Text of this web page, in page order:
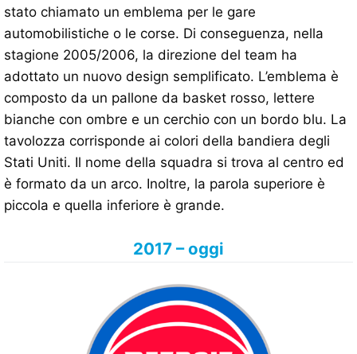
stato chiamato un emblema per le gare
automobilistiche o le corse. Di conseguenza, nella
stagione 2005/2006, la direzione del team ha
adottato un nuovo design semplificato. L’emblema è
composto da un pallone da basket rosso, lettere
bianche con ombre e un cerchio con un bordo blu. La
tavolozza corrisponde ai colori della bandiera degli
Stati Uniti. Il nome della squadra si trova al centro ed
è formato da un arco. Inoltre, la parola superiore è
piccola e quella inferiore è grande.
2017 – oggi